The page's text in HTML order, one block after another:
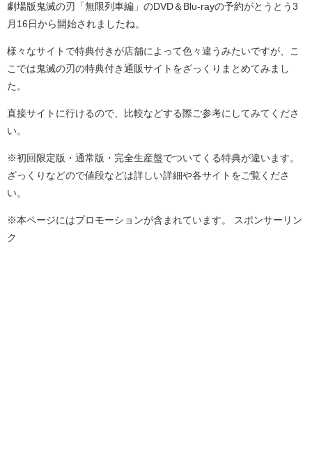
劇場版鬼滅の刃「無限列車編」のDVD＆Blu-rayの予約がとうとう3
月16日から開始されましたね。
様々なサイトで特典付きが店舗によって色々違うみたいですが、こ
こでは鬼滅の刃の特典付き通販サイトをざっくりまとめてみまし
た。
直接サイトに行けるので、比較などする際ご参考にしてみてくださ
い。
※初回限定版・通常版・完全生産盤でついてくる特典が違います。
ざっくりなどので値段などは詳しい詳細や各サイトをご覧くださ
い。
※本ページにはプロモーションが含まれています。 スポンサーリン
ク